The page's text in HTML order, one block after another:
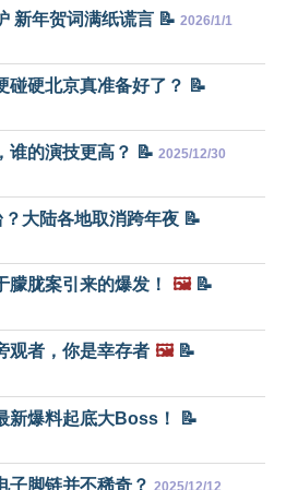
新年贺词满纸谎言 📝 2026/1/1
碰硬北京真准备好了？ 📝
谁的演技更高？ 📝 2025/12/30
大陆各地取消跨年夜 📝
朦胧案引来的爆发！ 🖼️📝
观者，你是幸存者 🖼️📝
新爆料起底大Boss！ 📝
子脚链并不稀奇？ 2025/12/12